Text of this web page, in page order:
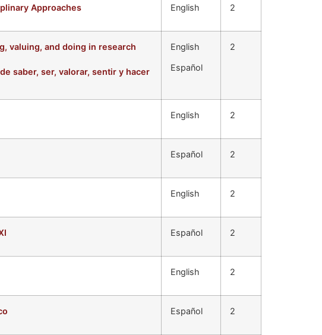
Approaches English 2
valuing, and doing in research
saber, ser, valorar, sentir y hacer
English
Español
2
English 2
Español 2
English 2
Español 2
English 2
Español 2